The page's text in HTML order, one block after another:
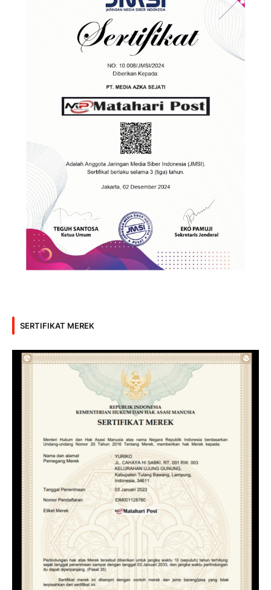
SERTIFIKAT MEREK